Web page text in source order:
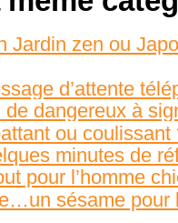
Jardin zen ou
d’attente
dangereux à
ou coulissant
minutes de
pour l’homme
sésame pour